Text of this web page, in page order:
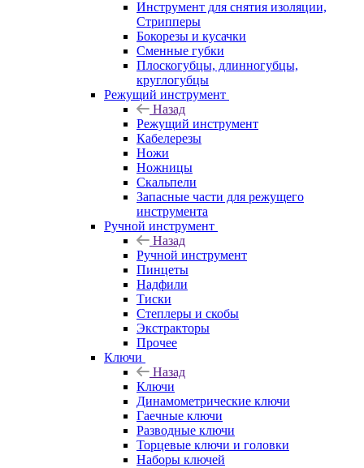
Инструмент для снятия изоляции,
Стрипперы
Бокорезы и кусачки
Сменные губки
Плоскогубцы, длинногубцы,
круглогубцы
Режущий инструмент
Назад
Режущий инструмент
Кабелерезы
Ножи
Ножницы
Скальпели
Запасные части для режущего
инструмента
Ручной инструмент
Назад
Ручной инструмент
Пинцеты
Надфили
Тиски
Степлеры и скобы
Экстракторы
Прочее
Ключи
Назад
Ключи
Динамометрические ключи
Гаечные ключи
Разводные ключи
Торцевые ключи и головки
Наборы ключей